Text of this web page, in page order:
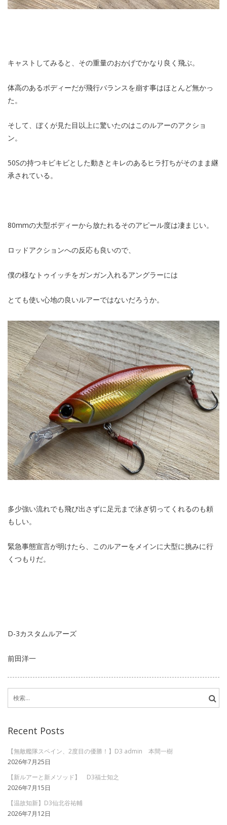
キャストしてみると、その重量のおかげでかなり良く飛ぶ。
体高のあるボディーだが飛行バランスを崩す事はほとんど無かっ
た。
そして、ぼくが見た目以上に驚いたのはこのルアーのアクショ
ン。
50Sの持つキビキビとした動きとキレのあるヒラ打ちがそのまま継
承されている。
80mmの大型ボディーから放たれるそのアピール度は凄まじい。
ロッドアクションへの反応も良いので、
僕の様なトゥイッチをガンガン入れるアングラーには
とても使い心地の良いルアーではないだろうか。
多少強い流れでも飛び出さずに足元まで泳ぎ切ってくれるのも頼
もしい。
緊急事態宣言が明けたら、このルアーをメインに大型に挑みに行
くつもりだ。
D-3カスタムルアーズ
前田洋一
索:
Recent Posts
【無敵艦隊スペイン、2度目の優勝！】D3 admin 本間一樹
2026年7月25日
【新ルアーと新メソッド】 D3福士知之
2026年7月15日
【温故知新】D3仙北谷祐輔
2026年7月12日